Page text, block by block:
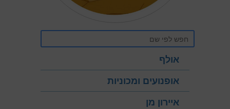
אולף
אופנועים ומכוניות
איירון מן